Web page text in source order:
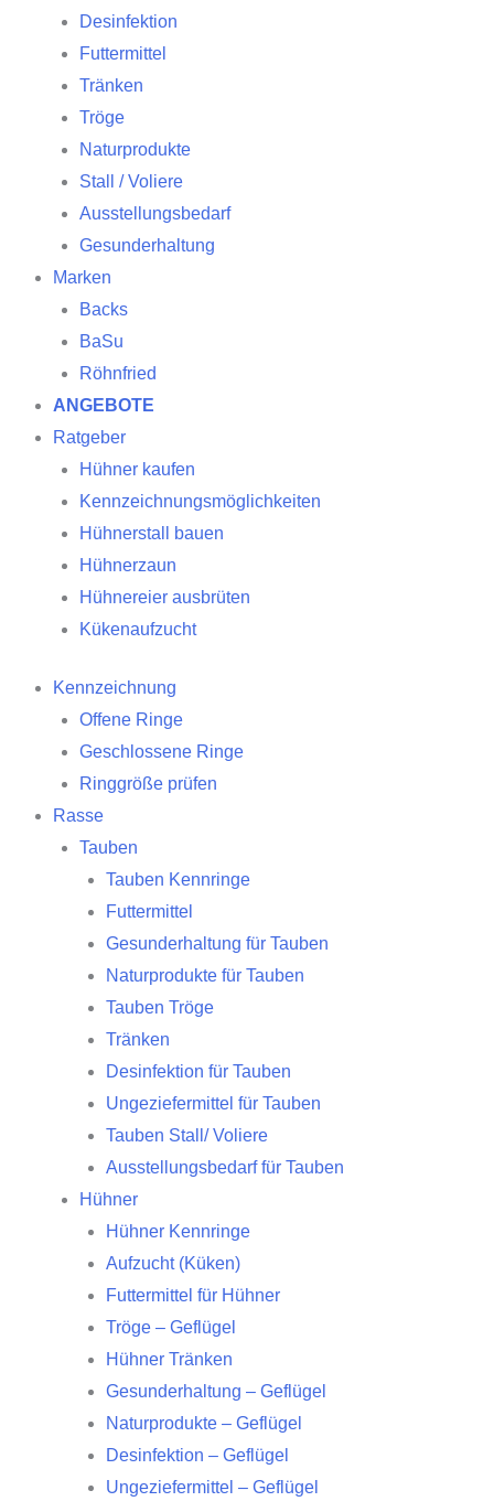
Desinfektion
Futtermittel
Tränken
Tröge
Naturprodukte
Stall / Voliere
Ausstellungsbedarf
Gesunderhaltung
Marken
Backs
BaSu
Röhnfried
ANGEBOTE
Ratgeber
Hühner kaufen
Kennzeichnungsmöglichkeiten
Hühnerstall bauen
Hühnerzaun
Hühnereier ausbrüten
Kükenaufzucht
Kennzeichnung
Offene Ringe
Geschlossene Ringe
Ringgröße prüfen
Rasse
Tauben
Tauben Kennringe
Futtermittel
Gesunderhaltung für Tauben
Naturprodukte für Tauben
Tauben Tröge
Tränken
Desinfektion für Tauben
Ungeziefermittel für Tauben
Tauben Stall/ Voliere
Ausstellungsbedarf für Tauben
Hühner
Hühner Kennringe
Aufzucht (Küken)
Futtermittel für Hühner
Tröge – Geflügel
Hühner Tränken
Gesunderhaltung – Geflügel
Naturprodukte – Geflügel
Desinfektion – Geflügel
Ungeziefermittel – Geflügel